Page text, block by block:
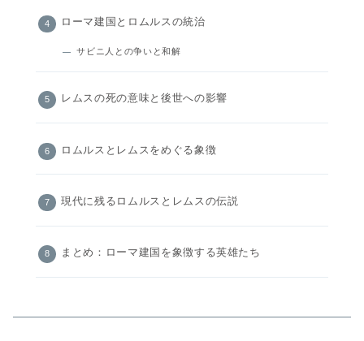
ローマ建国とロムルスの統治
サビニ人との争いと和解
レムスの死の意味と後世への影響
ロムルスとレムスをめぐる象徴
現代に残るロムルスとレムスの伝説
まとめ：ローマ建国を象徴する英雄たち